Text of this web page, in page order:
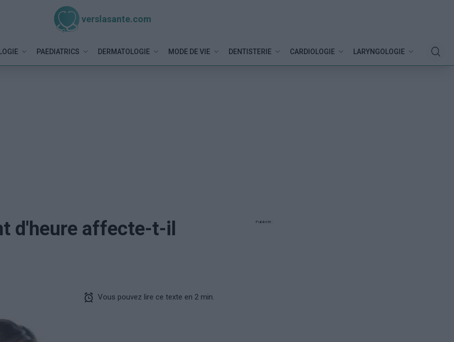
verslasante.com
PAEDIATRICS DERMATOLOGIE MODE DE VIE DENTISTERIE CARDIOLOGIE LARYNGOLOGIE
d'heure affecte-t-il
Vous pouvez lire ce texte en 2 min.
Publicité: